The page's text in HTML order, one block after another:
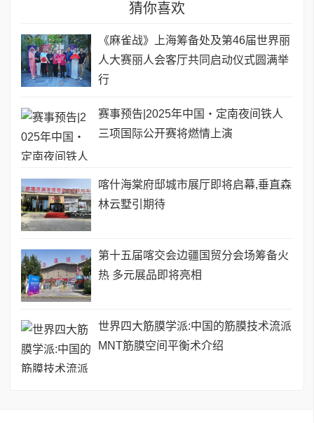
猜你喜欢
《麻雀战》上海筹备处及第46届世界丽
人大赛丽人会客厅共同启动仪式圆满举
行
赛事预告|2025年中国・定南夜间铁人
三项国际公开赛将燃情上演
喀什海棠府邸城市展厅即将启幕,垂直森
林云墅引期待
第十五届喀交会边疆国贸分会场筹备火
热 多元展品即将亮相
世界四大筋膜学派:中国的筋膜技术流派
MNT筋膜空间平衡术介绍